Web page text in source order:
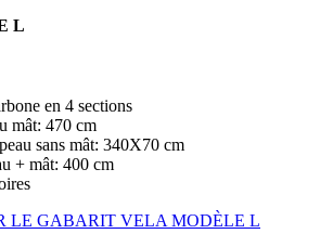
L
en 4 sections
mât: 470 cm
sans mât: 340X70 cm
+ mât: 400 cm
LE GABARIT VELA MODÈLE L